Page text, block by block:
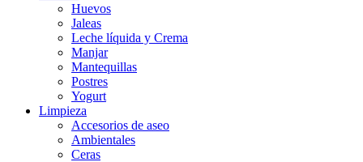
Huevos
Jaleas
Leche líquida y Crema
Manjar
Mantequillas
Postres
Yogurt
Limpieza
Accesorios de aseo
Ambientales
Ceras